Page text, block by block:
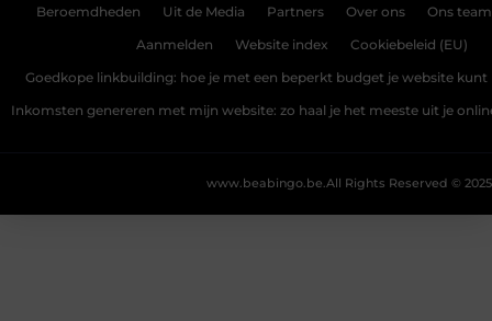
Beroemdheden Uit de Media Partners Over ons Ons team
Aanmelden Website index Cookiebeleid (EU)
Goedkope linkbuilding: hoe je met een beperkt budget je website kunt
Inkomsten genereren met mijn website: zo haal je het meeste uit je
All Rights Reserved © 2025
www.beabingo.be.